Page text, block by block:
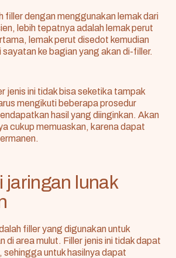
filler dengan menggunakan lemak dari
lebih tepatnya adalah lemak perut
lemak perut disedot kemudian
sayatan ke bagian yang akan di-filler.
jenis ini tidak bisa seketika tampak
mengikuti beberapa prosedur
hasil yang diinginkan. Akan
cukup memuaskan, karena dapat
jaringan lunak
filler yang digunakan untuk
di area mulut. Filler jenis ini tidak dapat
sehingga untuk hasilnya dapat